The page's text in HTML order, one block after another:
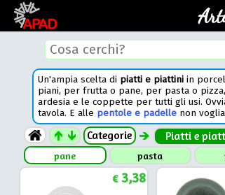
Un'ampia scelta di piatti e piattiniin
piani, per frutta o pane, per pasta o
ardesia e le coppette per tutti gli usi.
tavola. E alle pentole e padellenon
Categorie Piatti e
pane
pasta
€3,38